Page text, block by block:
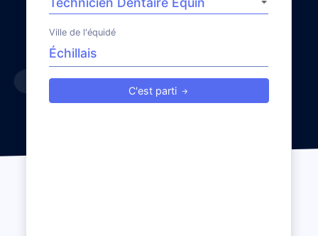
Ville de l'équidé
C'est parti